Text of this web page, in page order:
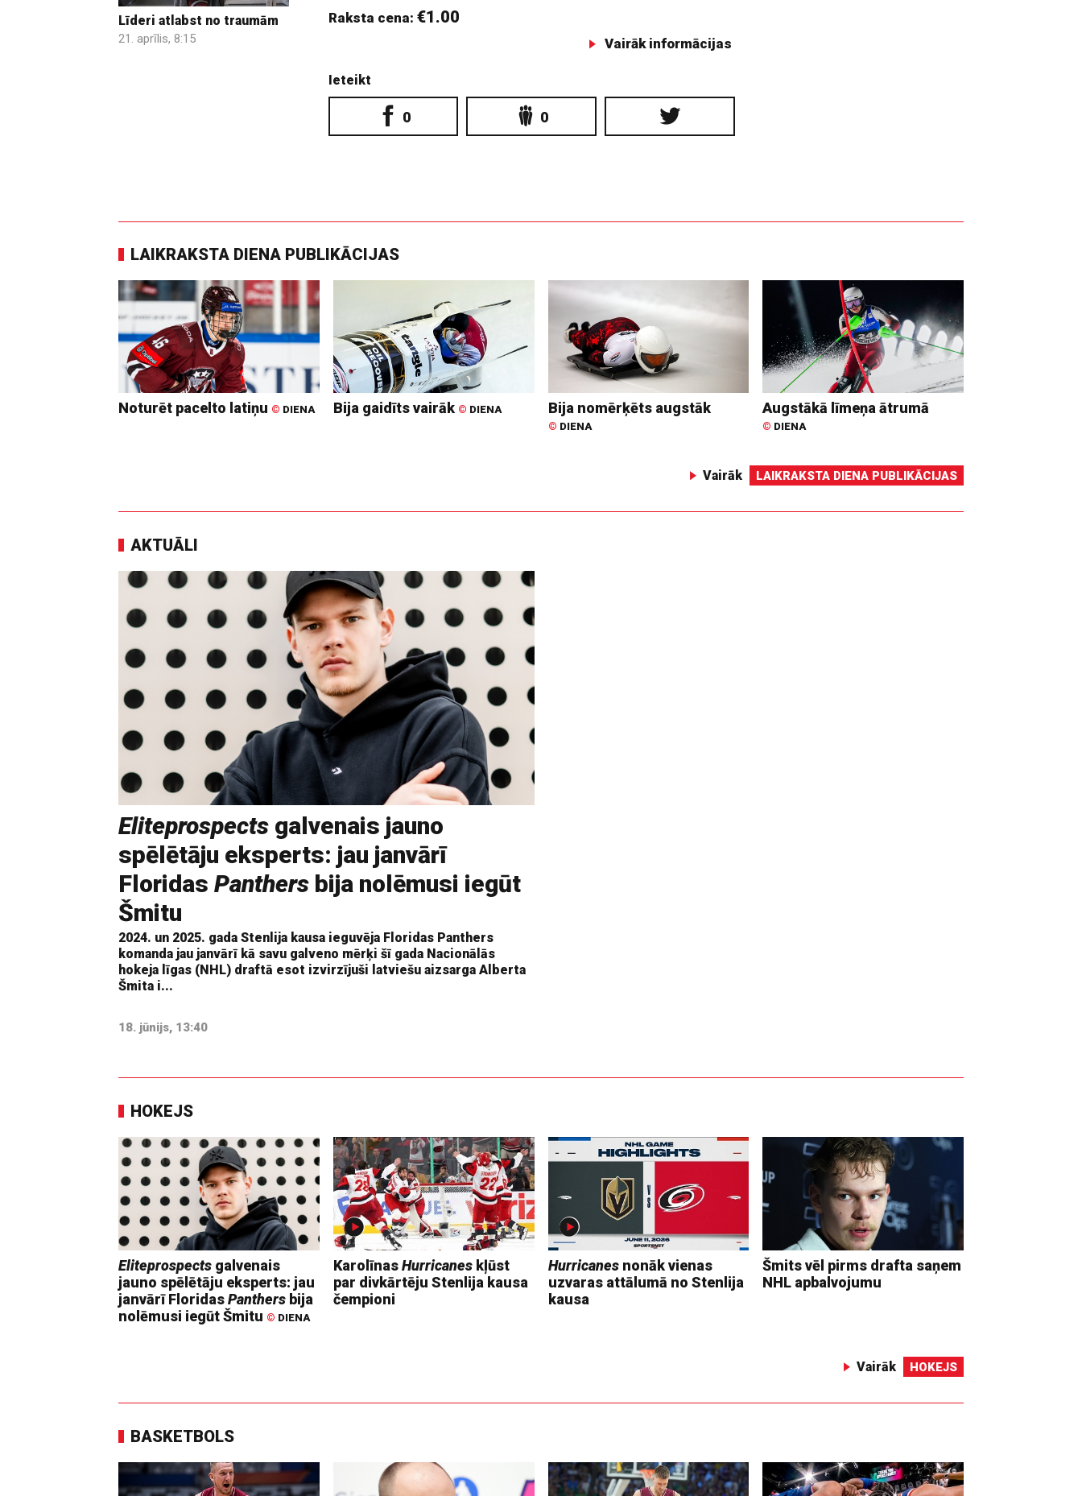
Līderi atlabst no traumām
21. aprīlis, 8:15
Raksta cena:€1.00
Vairāk informācijas
Ieteikt
0 0
LAIKRAKSTA DIENA PUBLIKĀCIJAS
Noturēt pacelto latiņu © DIENA Bija gaidīts vairāk © DIENA Bija nomērķēts augstāk
© DIENA
Augstākā līmeņa ātrumā
© DIENA
Vairāk LAIKRAKSTA DIENA PUBLIKĀCIJAS
AKTUĀLI
Eliteprospects galvenais jauno
spēlētāju eksperts: jau janvārī
Floridas Panthers bija nolēmusi iegūt
Šmitu
2024. un 2025. gada Stenlija kausa ieguvēja Floridas Panthers
komanda jau janvārī kā savu galveno mērķi šī gada Nacionālās
hokeja līgas (NHL) draftā esot izvirzījuši latviešu aizsarga Alberta
Šmita i...
18. jūnijs, 13:40
HOKEJS
Eliteprospects galvenais
jauno spēlētāju eksperts: jau
janvārī FloridasPanthers bija
nolēmusi iegūt Šmitu © DIENA
KarolīnasHurricaneskļūst
par divkārtēju Stenlija kausa
čempioni
Hurricanesnonāk vienas
uzvaras attālumā no Stenlija
kausa
Šmits vēl pirms drafta saņem
NHL apbalvojumu
Vairāk HOKEJS
BASKETBOLS